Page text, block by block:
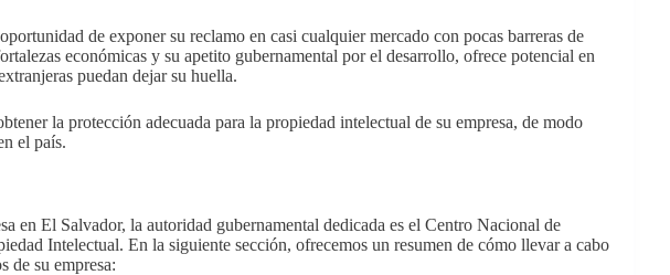
de exponer su reclamo en casi cualquier mercado con pocas barreras de
económicas y su apetito gubernamental por el desarrollo, ofrece potencial en
puedan dejar su huella.
la protección adecuada para la propiedad intelectual de su empresa, de modo
el país.
en El Salvador, la autoridad gubernamental dedicada es el Centro Nacional de
Intelectual. En la siguiente sección, ofrecemos un resumen de cómo llevar a cabo
de su empresa: